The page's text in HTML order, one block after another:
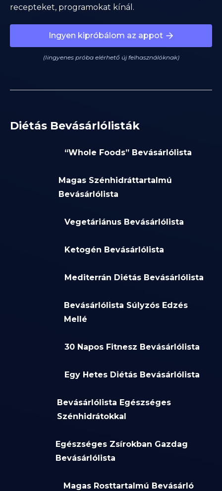
recepteket, programokat kínál.
Ingyen kipróbálom az appot
(Iingyenes próba elérhető új felhasználóknak)
Diétás Bevásárlólisták
“Whole Foods” Bevásárlólista
Magas Szénhidráttartalmú
Bevásárlólista
Vegetáriánus Bevásárlólista
Ketogén Bevásárlólista
Mediterrán Diétás Bevásárlólista
Bevásárlólista Súlyzós Edzés
Mellé
30 Napos Fitnesz Bevásárlólista
Egy Hetes Diétás Bevásárlólista
Bevásárlólista Egészséges
Szénhidrátokkal
Egészséges Zsírokban Gazdag
Bevásárlólista
Magas Rosttartalmú Bevásárló